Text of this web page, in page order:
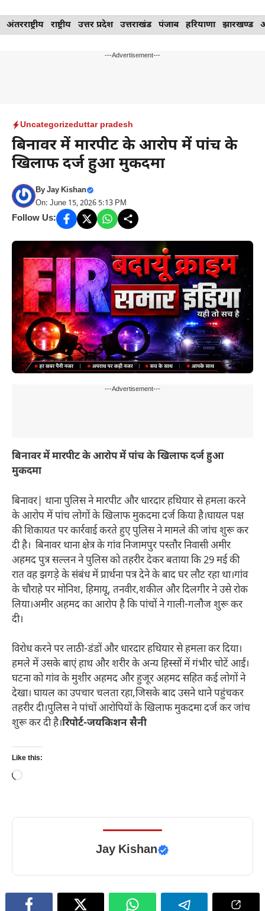
Skip
to
अंतरराष्ट्रीय राष्ट्रीय उत्तर प्रदेश उत्तराखंड पंजाब हरियाणा झारखण्ड
---Advertisement---
Uncategorizeduttar pradesh
बिनावर में मारपीट के आरोप में पांच के
खिलाफ दर्ज हुआ मुकदमा
ByJay Kishan
On: June 15, 2026 5:13 PM
Follow Us:
---Advertisement---
बिनावर में मारपीट के आरोप में पांच के खिलाफ दर्ज हुआ
मुकदमा
बिनावर| थाना पुलिस ने मारपीट और धारदार हथियार से हमला करने
के आरोप में पांच लोगों के खिलाफ मुकदमा दर्ज किया है।घायल पक्ष
की शिकायत पर कार्रवाई करते हुए पुलिस ने मामले की जांच शुरू कर
दी है। बिनावर थाना क्षेत्र के गांव निजामपुर पस्तौर निवासी अमीर
अहमद पुत्र सल्लन ने पुलिस को तहरीर देकर बताया कि 29 मई की
रात वह झगड़े के संबंध में प्रार्थना पत्र देने के बाद घर लौट रहा था।गांव
के चौराहे पर मोनिश, हिमायू, तनवीर,शकील और दिलगीर ने उसे रोक
लिया।अमीर अहमद का आरोप है कि पांचों ने गाली-गलौज शुरू कर
दी।
विरोध करने पर लाठी-डंडों और धारदार हथियार से हमला कर दिया।
हमले में उसके बाएं हाथ और शरीर के अन्य हिस्सों में गंभीर चोटें आईं।
घटना को गांव के मुशीर अहमद और हुजूर अहमद सहित कई लोगों ने
देखा। घायल का उपचार चलता रहा,जिसके बाद उसने थाने पहुंचकर
तहरीर दी।पुलिस ने पांचों आरोपियों के खिलाफ मुकदमा दर्ज कर जांच
शुरू कर दी है।रिपोर्ट-जयकिशन सैनी
Like this:
Loading…
Jay Kishan